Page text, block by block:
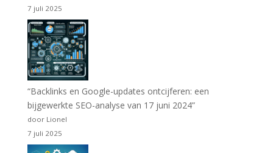
7 juli 2025
“Backlinks en Google-updates ontcijferen: een
bijgewerkte SEO-analyse van 17 juni 2024”
door Lionel
7 juli 2025